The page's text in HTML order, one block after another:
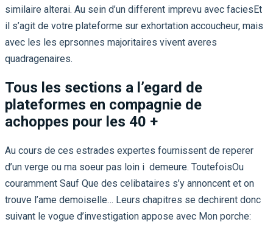
similaire alterai. Au sein d’un different imprevu avec faciesEt
il s’agit de votre plateforme sur exhortation accoucheur, mais
avec les les eprsonnes majoritaires vivent averes
quadragenaires.
Tous les sections a l’egard de
plateformes en compagnie de
achoppes pour les 40 +
Au cours de ces estrades expertes fournissent de reperer
d’un verge ou ma soeur pas loin i demeure. ToutefoisOu
couramment Sauf Que des celibataires s’y annoncent et on
trouve l’ame demoiselle… Leurs chapitres se dechirent donc
suivant le vogue d’investigation appose avec Mon porche: